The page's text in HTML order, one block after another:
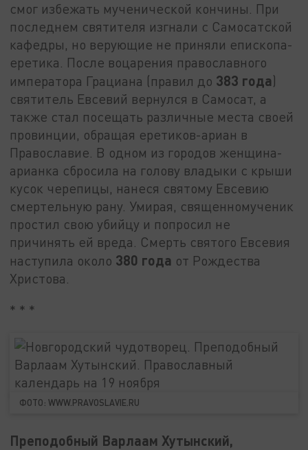
смог избежать мученической кончины. При
последнем святителя изгнали с Самосатской
кафедры, но верующие не приняли епископа-
еретика. После воцарения православного
императора Грациана (правил до 383 года)
святитель Евсевий вернулся в Самосат, а
также стал посещать различные места своей
провинции, обращая еретиков-ариан в
Православие. В одном из городов женщина-
арианка сбросила на голову владыки с крыши
кусок черепицы, нанеся святому Евсевию
смертельную рану. Умирая, священномученик
простил свою убийцу и попросил не
причинять ей вреда. Смерть святого Евсевия
наступила около 380 года от Рождества
Христова.
* * *
ФОТО: WWW.PRAVOSLAVIE.RU
Преподобный Варлаам Хутынский,